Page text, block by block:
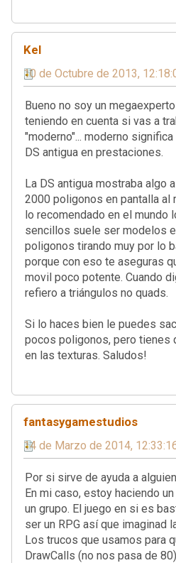
Kel
10 de Octubre de 2013,
Bueno no soy un
teniendo en cuenta si vas a
"moderno"... moderno
DS antigua en prestaciones.
La DS antigua mostraba algo
2000 poligonos en pantalla al
lo recomendado en el mundo
sencillos suele ser modelos
poligonos tirando muy por lo
porque con eso te aseguras
movil poco potente. Cuando
refiero a triángulos no quads.
Si lo haces bien le puedes
pocos poligonos, pero tienes
en las texturas. Saludos!
fantasygamestudios
14 de Marzo de 2014,
Por si sirve de ayuda a
En mi caso, estoy haciendo
un grupo. El juego en si es
ser un RPG así que imaginad
Los trucos que usamos para
DrawCalls (no nos pasa de